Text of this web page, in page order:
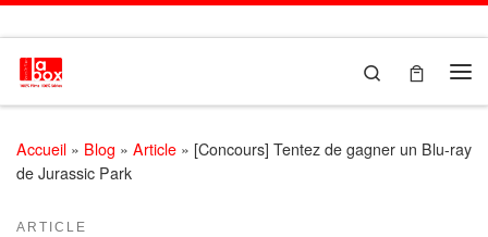
Passer au contenu
Search
Accueil » Blog » Article » [Concours] Tentez de gagner un Blu-ray
de Jurassic Park
ARTICLE